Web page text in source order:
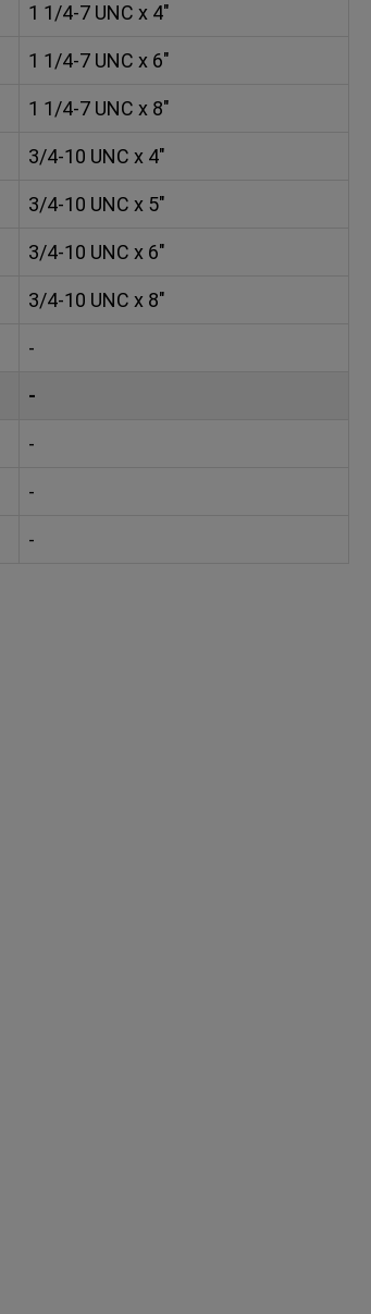
1 1/4-7 UNC x 4"
1 1/4-7 UNC x 6"
1 1/4-7 UNC x 8"
3/4-10 UNC x 4"
3/4-10 UNC x 5"
3/4-10 UNC x 6"
3/4-10 UNC x 8"
-
-
-
-
-